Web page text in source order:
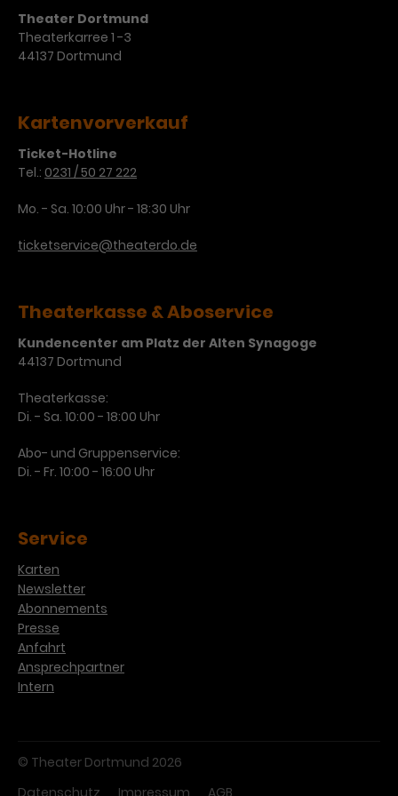
verschiedene Websites hinweg.
Theater Dortmund
Theaterkarree 1 -3
44137 Dortmund
Kartenvorverkauf
Ticket-Hotline
Tel.: 0231 / 50 27 222
Mo. - Sa. 10:00 Uhr - 18:30 Uhr
ticketservice@theaterdo.de
Theaterkasse & Aboservice
Kundencenter am Platz der Alten Synagoge
44137 Dortmund
Theaterkasse:
Di. - Sa. 10:00 - 18:00 Uhr
Abo- und Gruppenservice:
Di. - Fr. 10:00 - 16:00 Uhr
Service
Karten
Newsletter
Abonnements
Presse
Anfahrt
Ansprechpartner
Intern
© Theater Dortmund 2026
Datenschutz
Impressum AGB